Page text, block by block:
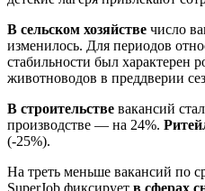
В сельском хозяйстве число
изменилось. Для периодов
стабильности был характерен
животноводов в преддверии
В строительстве вакансий
производстве — на 24%.
(-25%).
На треть меньше вакансий по